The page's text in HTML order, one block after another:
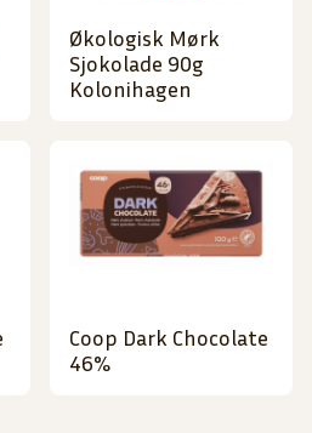
Økologisk Mørk
Sjokolade 90g
Kolonihagen
Coop Dark Chocolate
46%